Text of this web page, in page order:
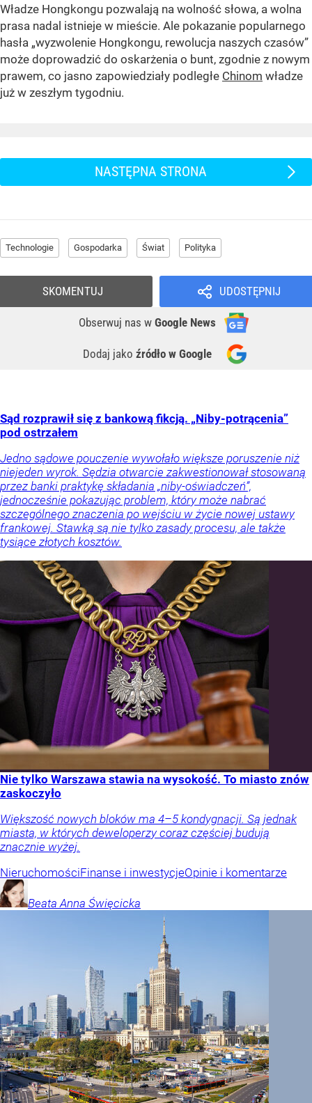
Władze Hongkongu pozwalają na wolność słowa, a wolna
prasa nadal istnieje w mieście. Ale pokazanie popularnego
hasła „wyzwolenie Hongkongu, rewolucja naszych czasów”
może doprowadzić do oskarżenia o bunt, zgodnie z nowym
prawem, co jasno zapowiedziały podległe Chinom władze
już w zeszłym tygodniu.
NASTĘPNA STRONA
Technologie Gospodarka Świat Polityka
UDOSTĘPNIJ
Obserwuj nas w Google News
Dodaj jako źródło w Google
SKOMENTUJ
Sąd rozprawił się z bankową fikcją. „Niby-potrącenia”
pod ostrzałem
Jedno sądowe pouczenie wywołało większe poruszenie niż
niejeden wyrok. Sędzia otwarcie zakwestionował stosowaną
przez banki praktykę składania „niby-oświadczeń”,
jednocześnie pokazując problem, który może nabrać
szczególnego znaczenia po wejściu w życie nowej ustawy
frankowej. Stawką są nie tylko zasady procesu, ale także
tysiące złotych kosztów.
Nie tylko Warszawa stawia na wysokość. To miasto znów
zaskoczyło
Większość nowych bloków ma 4–5 kondygnacji. Są jednak
miasta, w których deweloperzy coraz częściej budują
znacznie wyżej.
NieruchomościFinanse i inwestycjeOpinie i komentarze
Beata Anna Święcicka